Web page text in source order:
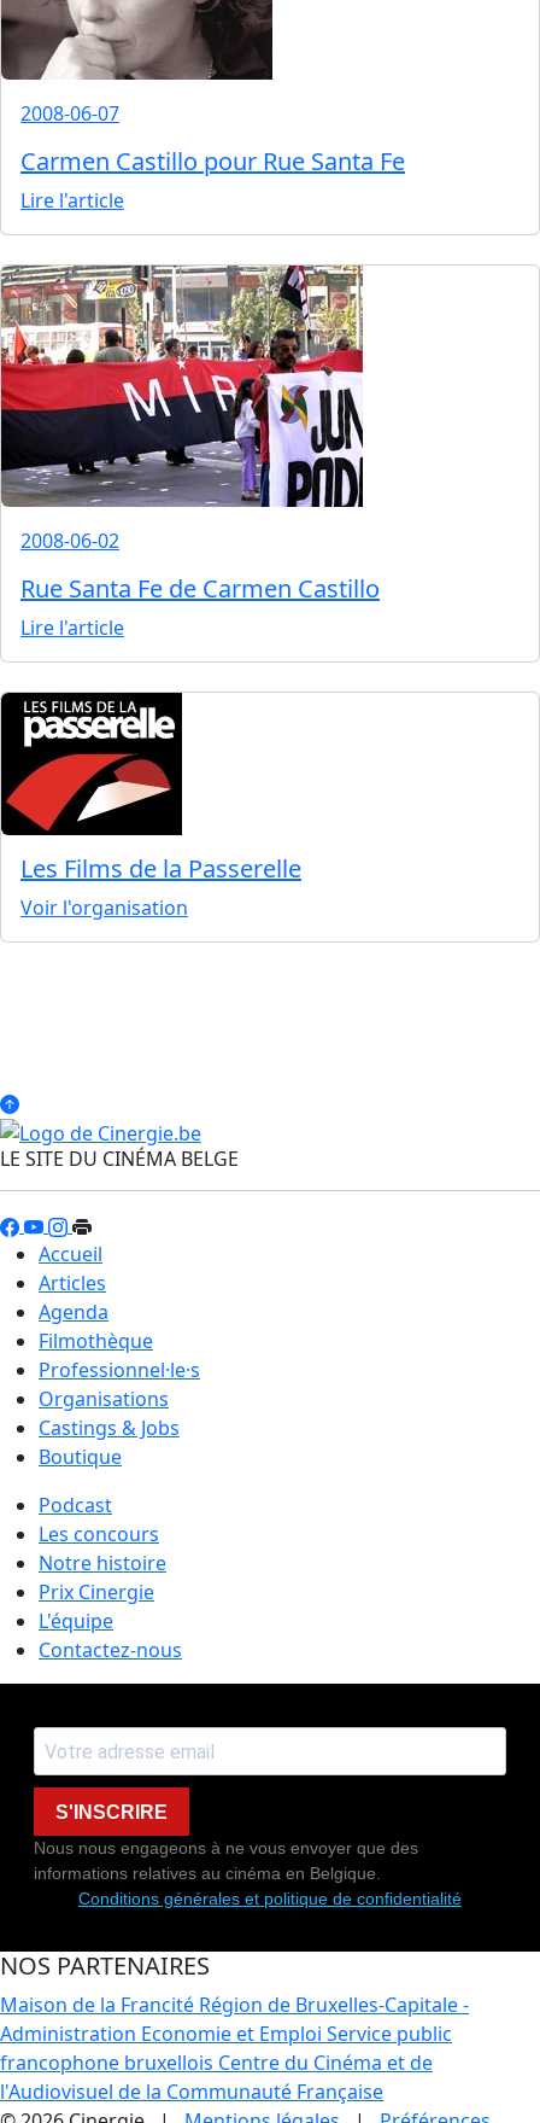
2008-06-07
Carmen Castillo pour Rue Santa Fe
Lire l'article
2008-06-02
Rue Santa Fe de Carmen Castillo
Lire l'article
Les Films de la Passerelle
Voir l'organisation
LE SITE DU CINÉMA BELGE
Accueil
Articles
Agenda
Filmothèque
Professionnel·le·s
Organisations
Castings & Jobs
Boutique
Podcast
Les concours
Notre histoire
Prix Cinergie
L'équipe
Contactez-nous
S'INSCRIRE
Nous nous engageons à ne vous envoyer que des
informations relatives au cinéma en Belgique.
Conditions générales et politique de confidentialité
NOS PARTENAIRES
Maison de la Francité Région de Bruxelles-Capitale -
Administration Economie et Emploi Service public
francophone bruxellois Centre du Cinéma et de
l'Audiovisuel de la Communauté Française